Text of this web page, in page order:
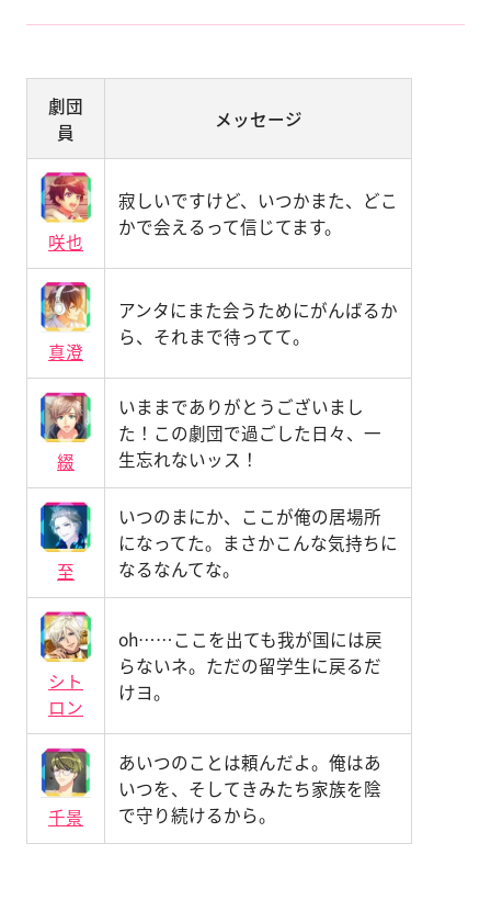
劇団
員
メッセージ
咲也
寂しいですけど、いつかまた、どこ
かで会えるって信じてます。
真澄
アンタにまた会うためにがんばるか
ら、それまで待ってて。
綴
いままでありがとうございまし
た！この劇団で過ごした日々、一
生忘れないッス！
至
いつのまにか、ここが俺の居場所
になってた。まさかこんな気持ちに
なるなんてな。
シト
ロン
oh……ここを出ても我が国には戻
らないネ。ただの留学生に戻るだ
けヨ。
千景
あいつのことは頼んだよ。俺はあ
いつを、そしてきみたち家族を陰
で守り続けるから。